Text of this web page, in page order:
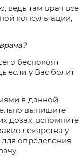
ведь там врач все
консультации,
врача?
беспокоят
если у Вас болит
в данной
выпишите
дозах, вспомните
лекарства у
определения